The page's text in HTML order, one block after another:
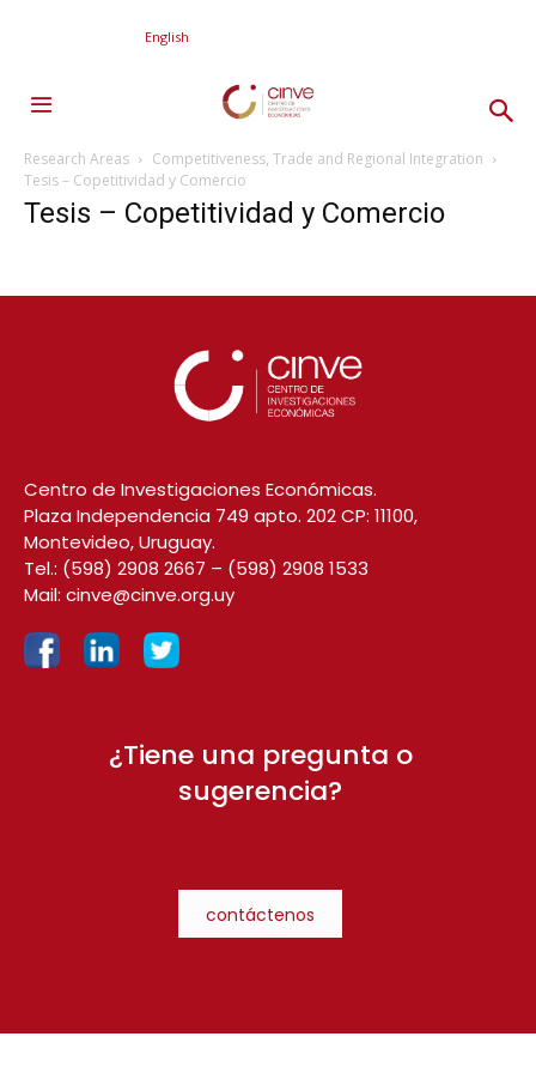
English
Research Areas
Competitiveness, Trade and Regional Integration
Tesis – Copetitividad y Comercio
Tesis – Copetitividad y Comercio
Centro de Investigaciones Económicas.
Plaza Independencia 749 apto. 202 CP: 11100,
Montevideo, Uruguay.
Tel.: (598) 2908 2667 – (598) 2908 1533
Mail: cinve@cinve.org.uy
¿Tiene una pregunta o
sugerencia?
contáctenos